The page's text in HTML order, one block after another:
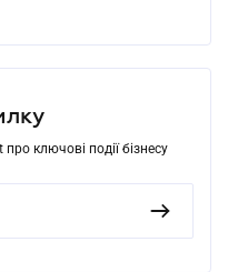
ключові події бізнесу